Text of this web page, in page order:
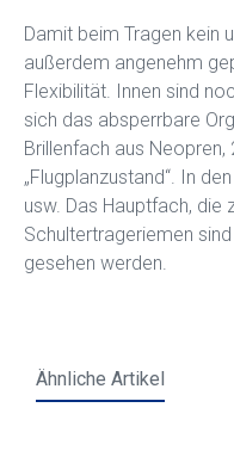
Damit beim Tragen kein
außerdem angenehm
Flexibilität. Innen sind
sich das absperrbare
Brillenfach aus
„Flugplanzustand“. In
usw. Das Hauptfach, die
Schultertrageriemen
gesehen werden.
Ähnliche Artikel